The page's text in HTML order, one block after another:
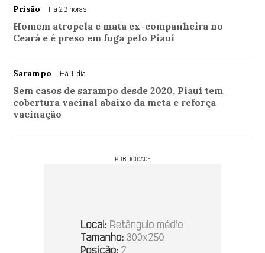
Prisão Há 23 horas
Homem atropela e mata ex-companheira no
Ceará e é preso em fuga pelo Piauí
Sarampo Há 1 dia
Sem casos de sarampo desde 2020, Piauí tem
cobertura vacinal abaixo da meta e reforça
vacinação
PUBLICIDADE